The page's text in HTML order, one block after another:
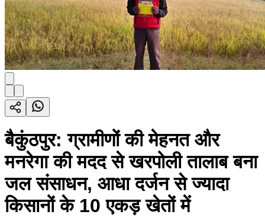
बैकुंठपुर: ग्रामीणों की मेहनत और
मनरेगा की मदद से खरपोली तालाब बना
जल संसाधन, आधा दर्जन से ज्यादा
किसानों के 10 एकड़ खेतों में